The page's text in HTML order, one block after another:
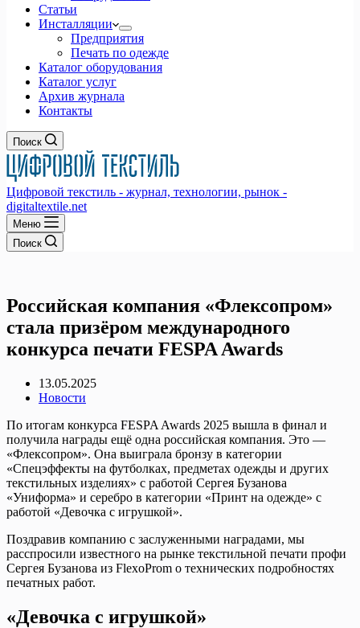
Статьи
Инсталляции
Предприятия
Печать по одежде
Каталог оборудования
Каталог услуг
Архив журнала
Контакты
Поиск
Цифровой текстиль - журнал, технологии, рынок -
digitaltextile.net
Меню
Поиск
Российская компания «Флексопром»
стала призёром международного
конкурса печати FESPA Awards
13.05.2025
Новости
По итогам конкурса FESPA Awards 2025 вышла в финал и
получила награды ещё одна российская компания. Это —
«Флексопром». Она выиграла бронзу в категории
«Спецэффекты на футболках, предметах одежды и других
текстильных изделиях» с работой Сергея Бузанова
«Униформа» и серебро в категории «Принт на одежде» с
работой «Девочка с игрушкой».
Поздравив компанию с заслуженными наградами, мы
расспросили известного на рынке текстильной печати профи
Сергея Бузанова из FlexoProm о технических подробностях
печатных работ.
«Девочка с игрушкой»